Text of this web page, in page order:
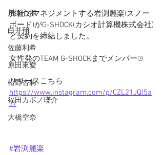
川瀬心那
白井翔
佐藤利希
原田來愛
松野杏莉
福田カポノ瑳介
大橋空奈
弊社でマネジメントする岩渕麗楽(スノー
ボード)がG-SHOCK(カシオ計算機株式会社)
と契約を締結しました。
女性発のTEAM G-SHOCKまでメンバー⌚︎
リリースこちら
https://www.instagram.com/p/CZL21JQl5a
7/
#岩渕麗楽